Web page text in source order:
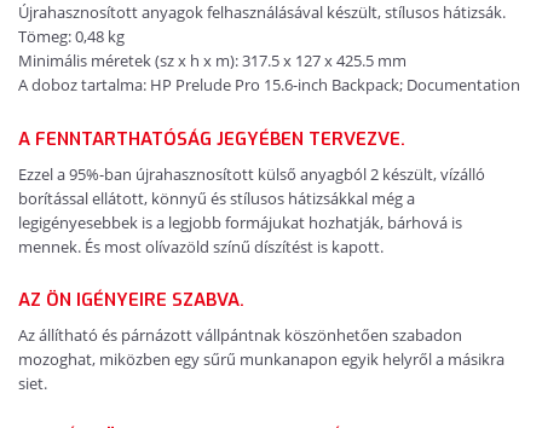
Újrahasznosított anyagok felhasználásával készült, stílusos hátizsák.
Tömeg: 0,48 kg
Minimális méretek (sz x h x m): 317.5 x 127 x 425.5 mm
A doboz tartalma: HP Prelude Pro 15.6-inch Backpack; Documentation
A FENNTARTHATÓSÁG JEGYÉBEN TERVEZVE.
Ezzel a 95%-ban újrahasznosított külső anyagból 2 készült, vízálló
borítással ellátott, könnyű és stílusos hátizsákkal még a
legigényesebbek is a legjobb formájukat hozhatják, bárhová is
mennek. És most olívazöld színű díszítést is kapott.
AZ ÖN IGÉNYEIRE SZABVA.
Az állítható és párnázott vállpántnak köszönhetően szabadon
mozoghat, miközben egy sűrű munkanapon egyik helyről a másikra
siet.